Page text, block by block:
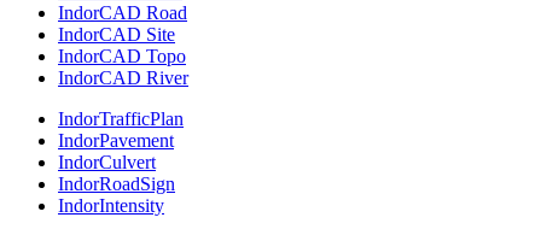
IndorCAD Road
IndorCAD Site
IndorCAD Topo
IndorCAD River
IndorTrafficPlan
IndorPavement
IndorCulvert
IndorRoadSign
IndorIntensity